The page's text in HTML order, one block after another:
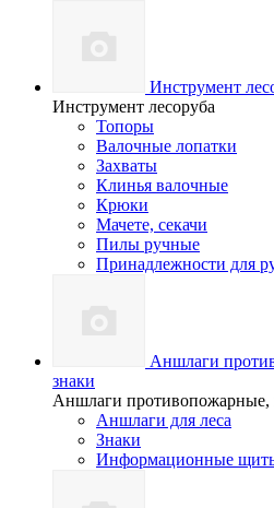
Инструмент
Инструмент лесоруба
Топоры
Валочные лопатки
Захваты
Клинья валочные
Крюки
Мачете, секачи
Пилы ручные
Принадлежности для
Аншлаги
знаки
Аншлаги противопожарные,
Аншлаги для леса
Знаки
Информационные